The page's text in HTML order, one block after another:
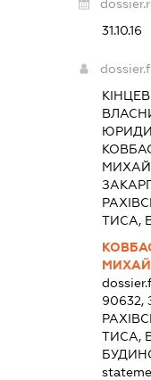
31.10.16
ТИСА,
ТИСА,